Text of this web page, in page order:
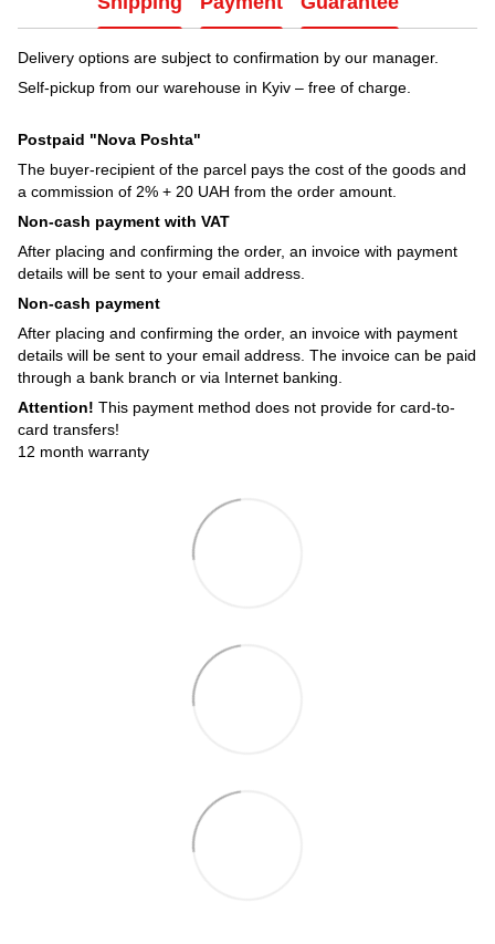
Delivery options are subject to confirmation by our manager.
Self-pickup from our warehouse in Kyiv – free of charge.
Postpaid "Nova Poshta"
The buyer-recipient of the parcel pays the cost of the goods and
a commission of 2% + 20 UAH from the order amount.
Non-cash payment with VAT
After placing and confirming the order, an invoice with payment
details will be sent to your email address.
Non-cash payment
After placing and confirming the order, an invoice with payment
details will be sent to your email address. The invoice can be paid
through a bank branch or via Internet banking.
Attention! This payment method does not provide for card-to-
card transfers!
12 month warranty